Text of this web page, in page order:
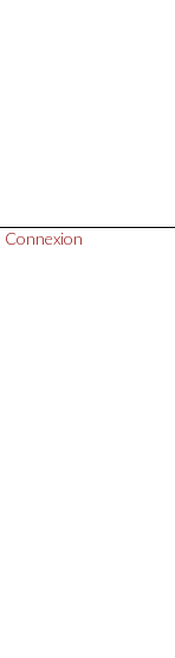
Connexion